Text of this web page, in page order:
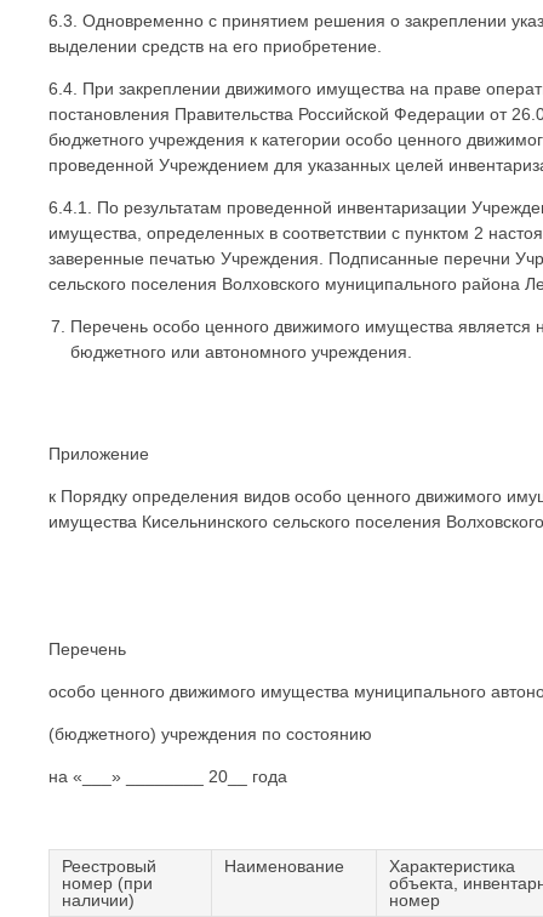
6.3. Одновременно с принятием решения о закреплении
выделении средств на его приобретение.
6.4. При закреплении движимого имущества на праве
постановления Правительства Российской Федерации от
бюджетного учреждения к категории особо ценного
проведенной Учреждением для указанных целей
6.4.1. По результатам проведенной инвентаризации
имущества, определенных в соответствии с пунктом 2
заверенные печатью Учреждения. Подписанные перечни
сельского поселения Волховского муниципального района
Перечень особо ценного движимого имущества
бюджетного или автономного учреждения.
Приложение
к Порядку определения видов особо ценного движимого
имущества Кисельнинского сельского поселения
Перечень
особо ценного движимого имущества муниципального
(бюджетного) учреждения по состоянию
на «___» ________ 20__ года
Реестровый
номер (при
наличии)
Наименование
Характеристика
объекта,
номер